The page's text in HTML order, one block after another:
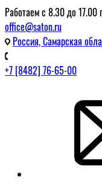
Работаем с 8.30 до 17.00
office@saton.ru
Россия, Самарская
+7 [8482] 76-65-00